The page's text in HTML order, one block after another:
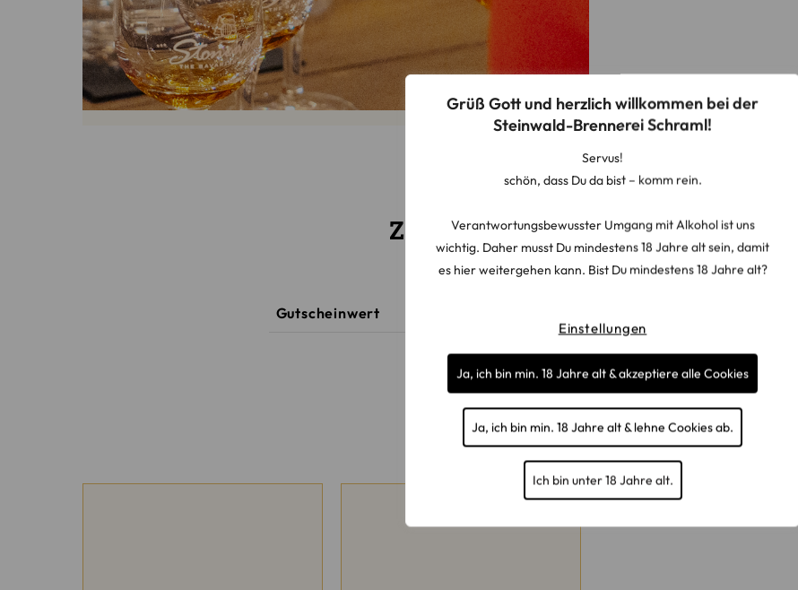
Grüß Gott und herzlich willkommen bei der
Steinwald-Brennerei Schraml!
Servus!
schön, dass Du da bist – komm rein.
Verantwortungsbewusster Umgang mit Alkohol ist uns
wichtig. Daher musst Du mindestens 18 Jahre alt sein, damit
es hier weitergehen kann. Bist Du mindestens 18 Jahre alt?
Ich bin unter 18 Jahre alt.
Einstellungen
Ja, ich bin min. 18 Jahre alt & lehne Cookies ab.
Ja, ich bin min. 18 Jahre alt & akzeptiere alle Cookies
ZUSÄTZLICHE INFORMATIONEN
Gutscheinwert
WEITERE PRODUKTE